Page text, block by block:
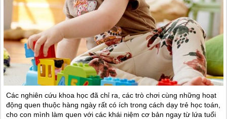
Các nghiên cứu khoa học đã chỉ ra, các trò chơi cùng những hoạt
động quen thuộc hàng ngày rất có ích trong cách dạy trẻ học toán,
cho con mình làm quen với các khái niệm cơ bản ngay từ lứa tuổi